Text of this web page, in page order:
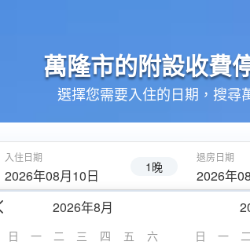
萬隆市的附設收費
選擇您需要入住的日期，搜尋
入住日期
2026年08月10日 1晚
退房日期
2026年
2026年8月
日 一 二 三 四 五 六 日 一